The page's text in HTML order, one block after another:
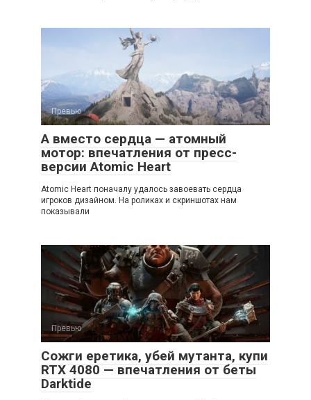
Превью
А вместо сердца — атомный
мотор: впечатления от пресс-
версии Atomic Heart
Atomic Heart поначалу удалось завоевать сердца
игроков дизайном. На роликах и скриншотах нам
показывали
Превью
Сожги еретика, убей мутанта, купи
RTX 4080 — впечатления от беты
Darktide